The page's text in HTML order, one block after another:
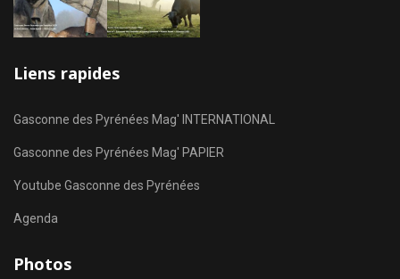
Liens rapides
Gasconne des Pyrénées Mag' INTERNATIONAL
Gasconne des Pyrénées Mag' PAPIER
Youtube Gasconne des Pyrénées
Agenda
Photos